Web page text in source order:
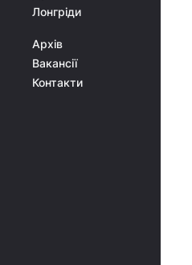
Лонгріди
Архів
Вакансії
Контакти